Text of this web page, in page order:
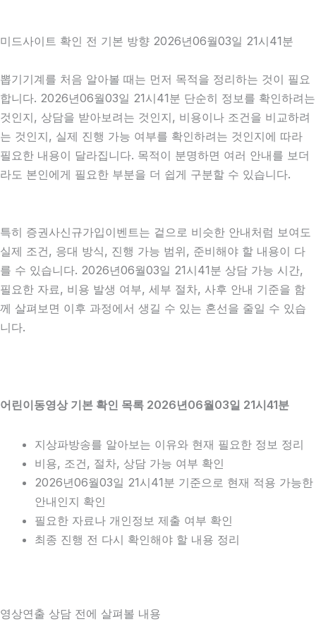
미드사이트 확인 전 기본 방향 2026년06월03일 21시41분
뽑기기계를 처음 알아볼 때는 먼저 목적을 정리하는 것이 필요
합니다. 2026년06월03일 21시41분 단순히 정보를 확인하려는
것인지, 상담을 받아보려는 것인지, 비용이나 조건을 비교하려
는 것인지, 실제 진행 가능 여부를 확인하려는 것인지에 따라
필요한 내용이 달라집니다. 목적이 분명하면 여러 안내를 보더
라도 본인에게 필요한 부분을 더 쉽게 구분할 수 있습니다.
특히 증권사신규가입이벤트는 겉으로 비슷한 안내처럼 보여도
실제 조건, 응대 방식, 진행 가능 범위, 준비해야 할 내용이 다
를 수 있습니다. 2026년06월03일 21시41분 상담 가능 시간,
필요한 자료, 비용 발생 여부, 세부 절차, 사후 안내 기준을 함
께 살펴보면 이후 과정에서 생길 수 있는 혼선을 줄일 수 있습
니다.
어린이동영상 기본 확인 목록 2026년06월03일 21시41분
지상파방송를 알아보는 이유와 현재 필요한 정보 정리
비용, 조건, 절차, 상담 가능 여부 확인
2026년06월03일 21시41분 기준으로 현재 적용 가능한
안내인지 확인
필요한 자료나 개인정보 제출 여부 확인
최종 진행 전 다시 확인해야 할 내용 정리
영상연출 상담 전에 살펴볼 내용